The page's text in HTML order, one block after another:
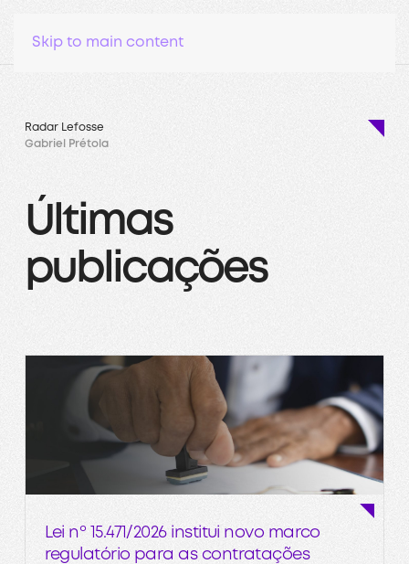
Skip to main content
Radar Lefosse
Gabriel Prétola
Últimas
publicações
Lei nº 15.471/2026 institui novo marco
regulatório para as contratações